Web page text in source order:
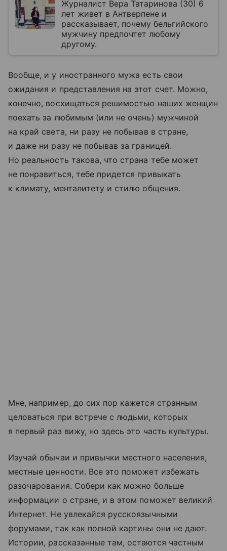
Журналист Вера Татаринова (30) 6
лет живет в Антверпене и
рассказывает, почему бельгийского
мужчину предпочтет любому
другому.
Вообще, и у иностранного мужа есть свои
ожидания и представления на этот счет. Можно,
конечно, восхищаться решимостью наших женщин
поехать за любимым (или не очень) мужчиной
на край света, ни разу не побывав в стране,
и даже ни разу не побывав за границей.
Но реальность такова, что страна тебе может
не понравиться, тебе придется привыкать
к климату, менталитету и стилю общения.
Мне, например, до сих пор кажется странным
целоваться при встрече с людьми, которых
я первый раз вижу, но здесь это часть культуры.
Изучай обычаи и привычки местного населения,
местные ценности. Все это поможет избежать
разочарования. Собери как можно больше
информации о стране, и в этом поможет великий
Интернет. Не увлекайся русскоязычными
форумами, так как полной картины они не дают.
Истории, рассказанные там, остаются частным